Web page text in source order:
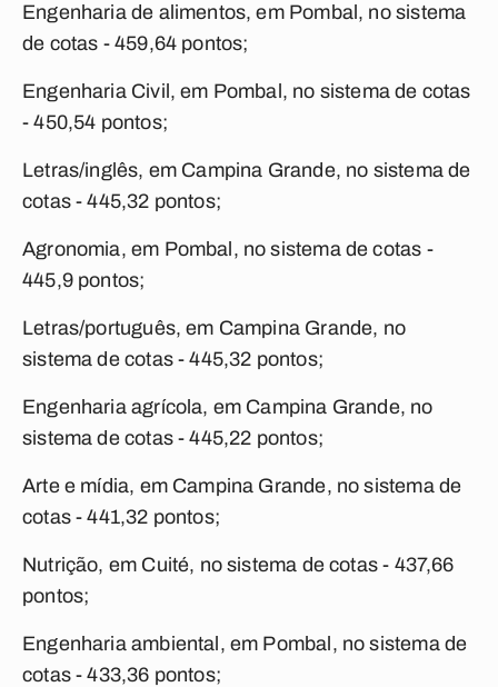
Engenharia de alimentos, em Pombal, no sistema
de cotas - 459,64 pontos;
Engenharia Civil, em Pombal, no sistema de cotas
- 450,54 pontos;
Letras/inglês, em Campina Grande, no sistema de
cotas - 445,32 pontos;
Agronomia, em Pombal, no sistema de cotas -
445,9 pontos;
Letras/português, em Campina Grande, no
sistema de cotas - 445,32 pontos;
Engenharia agrícola, em Campina Grande, no
sistema de cotas - 445,22 pontos;
Arte e mídia, em Campina Grande, no sistema de
cotas - 441,32 pontos;
Nutrição, em Cuité, no sistema de cotas - 437,66
pontos;
Engenharia ambiental, em Pombal, no sistema de
cotas - 433,36 pontos;